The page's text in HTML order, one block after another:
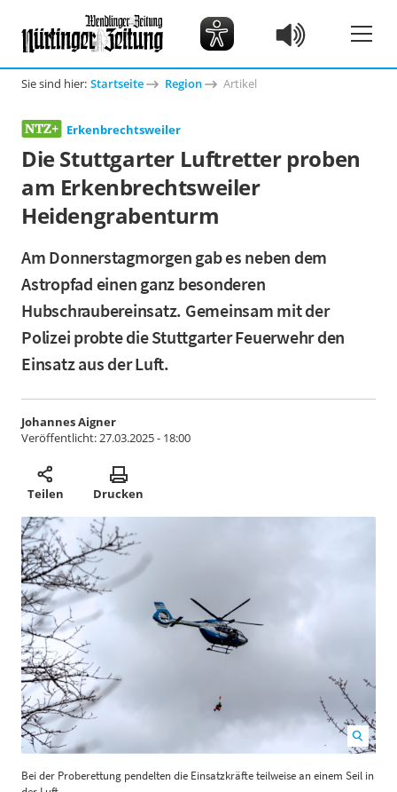
Sie sind hier: Startseite Region Artikel
Erkenbrechtsweiler
Die Stuttgarter Luftretter proben
am Erkenbrechtsweiler
Heidengrabenturm
Am Donnerstagmorgen gab es neben dem
Astropfad einen ganz besonderen
Hubschraubereinsatz. Gemeinsam mit der
Polizei probte die Stuttgarter Feuerwehr den
Einsatz aus der Luft.
Johannes Aigner
Veröffentlicht:27.03.2025 - 18:00
Teilen Drucken
Bei der Proberettung pendelten die Einsatzkräfte teilweise an einem Seil in